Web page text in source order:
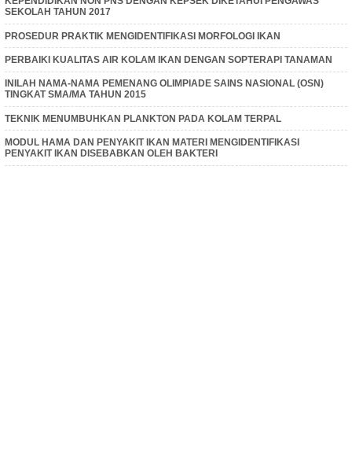
SEKOLAH TAHUN 2017
PROSEDUR PRAKTIK MENGIDENTIFIKASI MORFOLOGI IKAN
PERBAIKI KUALITAS AIR KOLAM IKAN DENGAN SOPTERAPI TANAMAN
INILAH NAMA-NAMA PEMENANG OLIMPIADE SAINS NASIONAL (OSN)
TINGKAT SMA/MA TAHUN 2015
TEKNIK MENUMBUHKAN PLANKTON PADA KOLAM TERPAL
MODUL HAMA DAN PENYAKIT IKAN MATERI MENGIDENTIFIKASI
PENYAKIT IKAN DISEBABKAN OLEH BAKTERI